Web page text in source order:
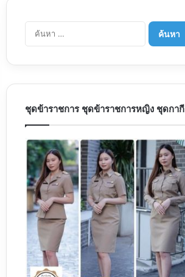
ค้นหา
สำหรับ:
ชุดข้าราชการ ชุดข้าราชการหญิง ชุดกากี